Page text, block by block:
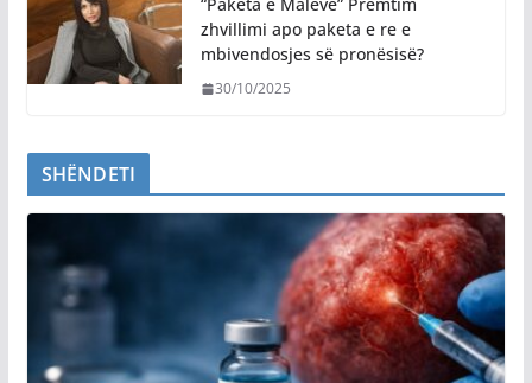
zhvillimi apo paketa e re e
mbivendosjes së pronësisë?
30/10/2025
SHËNDETI